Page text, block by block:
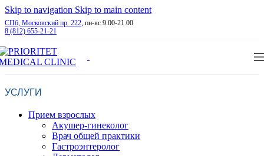
Skip to navigation Skip to main content
СПб, Московский пр. 222, пн-вс 9.00-21.00
8 (812) 655-21-21
УСЛУГИ
Прием взрослых
Акушер-гинеколог
Врач общей практики
Гастроэнтеролог